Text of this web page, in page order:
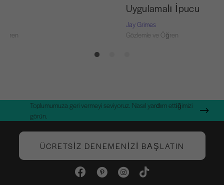
Uygulamalı İpucu
Jay Grimes
Gözlemle ve Öğren
Toplumumuza geri vermeyi seviyoruz. Nasıl yardım ettiğimizi
görün.
ÜCRETSIZ DENEMENIZI BAŞLATIN